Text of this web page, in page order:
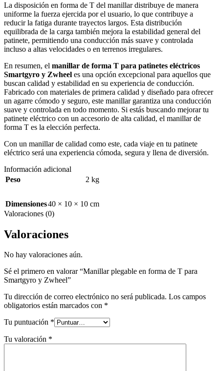
La disposición en forma de T del manillar distribuye de manera
uniforme la fuerza ejercida por el usuario, lo que contribuye a
reducir la fatiga durante trayectos largos. Esta distribución
equilibrada de la carga también mejora la estabilidad general del
patinete, permitiendo una conducción más suave y controlada
incluso a altas velocidades o en terrenos irregulares.
En resumen, el manillar de forma T para patinetes eléctricos
Smartgyro y Zwheel es una opción excepcional para aquellos que
buscan calidad y estabilidad en su experiencia de conducción.
Fabricado con materiales de primera calidad y diseñado para ofrecer
un agarre cómodo y seguro, este manillar garantiza una conducción
suave y controlada en todo momento. Si estás buscando mejorar tu
patinete eléctrico con un accesorio de alta calidad, el manillar de
forma T es la elección perfecta.
Con un manillar de calidad como este, cada viaje en tu patinete
eléctrico será una experiencia cómoda, segura y llena de diversión.
Información adicional
Peso
2 kg
Dimensiones40 × 10 × 10 cm
Valoraciones (0)
Valoraciones
No hay valoraciones aún.
Sé el primero en valorar “Manillar plegable en forma de T para
Smartgyro y Zwheel”
Tu dirección de correo electrónico no será publicada. Los campos
obligatorios están marcados con *
Tu puntuación *
Tu valoración *